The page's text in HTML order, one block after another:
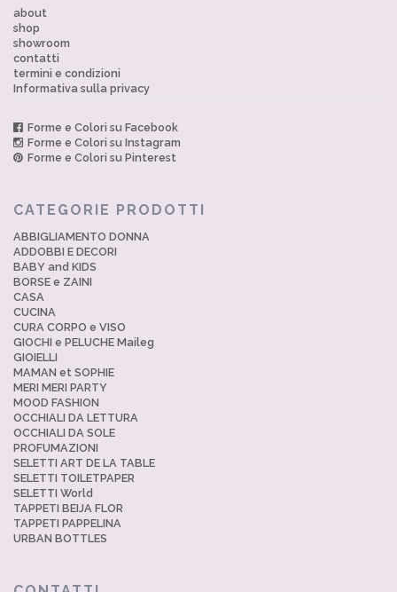
about
shop
showroom
contatti
termini e condizioni
Informativa sulla privacy
Forme e Colori su Facebook
Forme e Colori su Instagram
Forme e Colori su Pinterest
CATEGORIE PRODOTTI
ABBIGLIAMENTO DONNA
ADDOBBI E DECORI
BABY and KIDS
BORSE e ZAINI
CASA
CUCINA
CURA CORPO e VISO
GIOCHI e PELUCHE Maileg
GIOIELLI
MAMAN et SOPHIE
MERI MERI PARTY
MOOD FASHION
OCCHIALI DA LETTURA
OCCHIALI DA SOLE
PROFUMAZIONI
SELETTI ART DE LA TABLE
SELETTI TOILETPAPER
SELETTI World
TAPPETI BEIJA FLOR
TAPPETI PAPPELINA
URBAN BOTTLES